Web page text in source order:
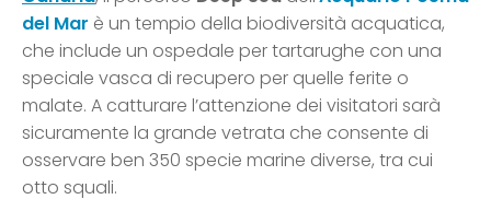
del Mar è un tempio della biodiversità acquatica,
che include un ospedale per tartarughe con una
speciale vasca di recupero per quelle ferite o
malate. A catturare l’attenzione dei visitatori sarà
sicuramente la grande vetrata che consente di
osservare ben 350 specie marine diverse, tra cui
otto squali.